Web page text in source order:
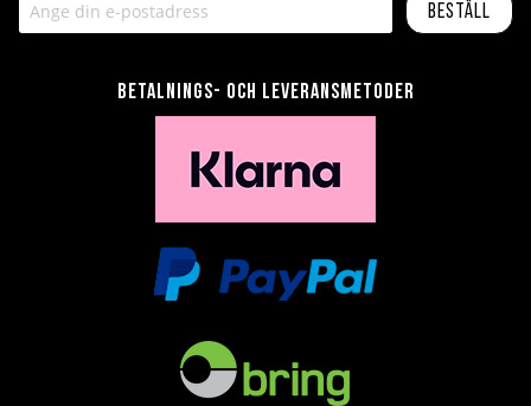
Beställ
Betalnings- och leveransmetoder